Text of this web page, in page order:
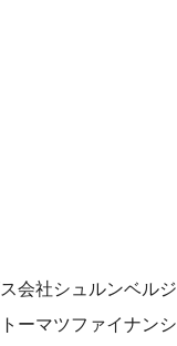
会社シュルンベルジ
ーマツファイナンシ